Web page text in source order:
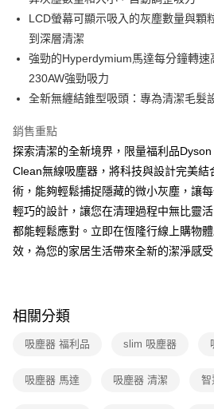
台灣樂天信用卡公司
玉山商業銀行
星展
台新國際商業銀行
Google Pay
ATM付款
運送方式
宅配
付款後門市自取
免運費
LCD螢幕可顯示吸入的灰塵數量與顆
到深層清潔
強勁的Hyperdymium馬達每分鐘轉
230AW強勁吸力
全新無纏結錐型吸頭：專為清潔毛髮
銷售重點
探索清潔的全新境界，限量福利品
Clean無線吸塵器，將科技與設計完美結
術，能夠輕鬆捕捉隱藏的微小灰塵，讓
輕巧的設計，讓您在清理過程中無比靈
都能輕鬆應對。立即在恆隆行線上購物
效，為您的家居生活帶來全新的潔淨感受
相關分類
吸塵器 福利品 slim 吸塵器
吸塵器 馬達 吸塵器 清潔 智